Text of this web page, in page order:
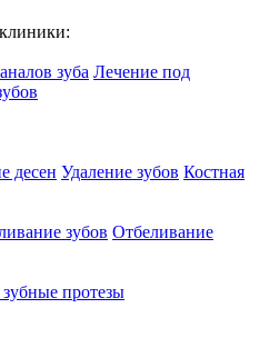
зуба Лечение под
десен Удаление зубов Костная
зубов Отбеливание
протезы